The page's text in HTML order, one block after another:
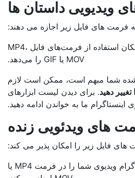
ویدیویی داستان ها
های فایل زیر اجازه می دهند:
استوری اینستاگرام امکان استفاده از فرمت‌های فایل MP4،
MOV یا GIF را می‌دهد.
شما مبهم است، ممکن است لازم
دهید . برای دیدن لیست ابزارهای
ما به خواندن ادامه دهید.
های ویدئویی زنده
فایل زیر را امکان پذیر می کند:
هنگام پخش زنده، اینستاگرام ویدیوی شما را در فرمت MP4 یا